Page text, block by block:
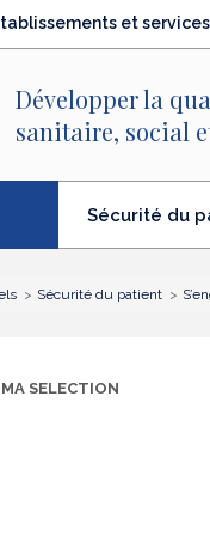
et services
Développer la
sanitaire, social
Sécurité du
(élément
séléctionné)
Sécurité du patient
MA SELECTION